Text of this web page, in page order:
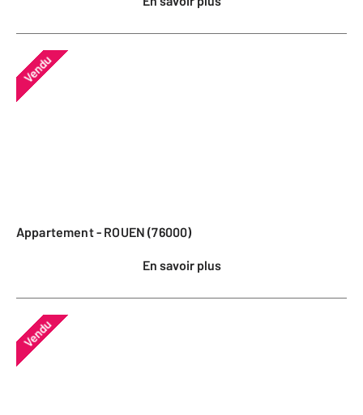
Vendu
Appartement - ROUEN (76000)
En savoir plus
Vendu